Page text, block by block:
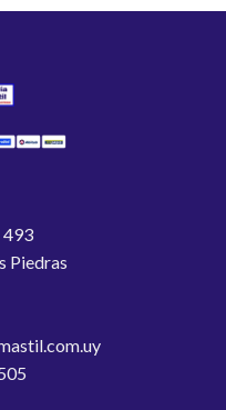
493
Piedras